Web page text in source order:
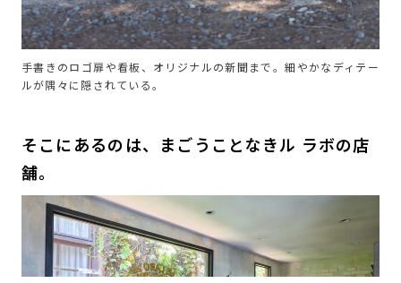
手書きのロゴ扉や看板、オリジナルの新聞まで。細やかなディテー
ルが隅々に隠されている。
そこにあるのは、まごうことなきル ラボの店
舗。